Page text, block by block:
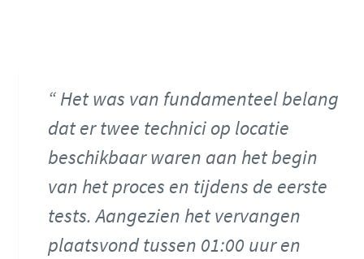
Het was van fundamenteel belang
dat er twee technici op locatie
beschikbaar waren aan het begin
van het proces en tijdens de eerste
tests. Aangezien het vervangen
plaatsvond tussen 01:00 uur en